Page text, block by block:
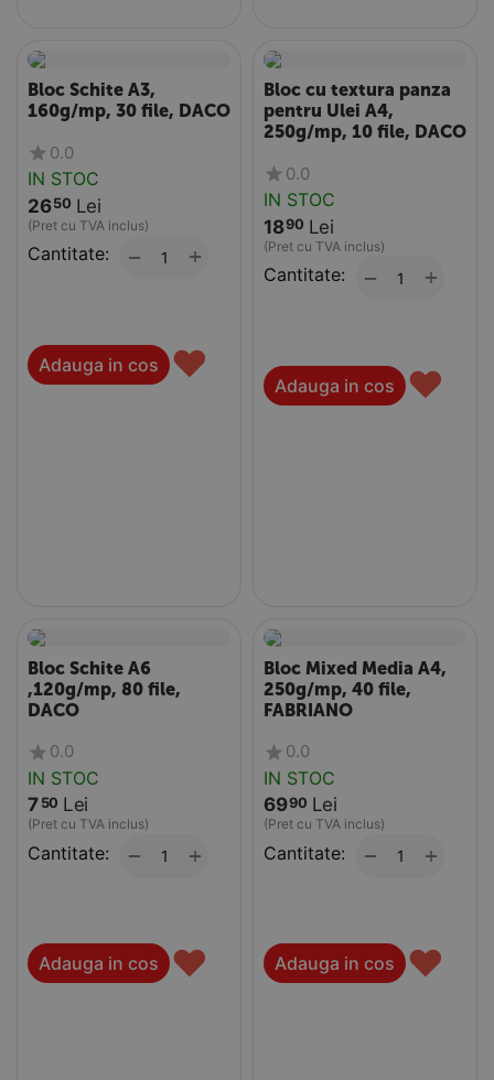
Bloc Schite A3,
160g/mp, 30 file, DACO
0.0
IN STOC
2650 Lei
(Pret cu TVA inclus)
Cantitate: +
−
Adauga in cos ♥
Bloc cu textura panza
pentru Ulei A4,
250g/mp, 10 file, DACO
0.0
IN STOC
1890 Lei
(Pret cu TVA inclus)
Cantitate: +
−
Adauga in cos ♥
Bloc Schite A6
,120g/mp, 80 file,
DACO
0.0
IN STOC
7 50 Lei
(Pret cu TVA inclus)
Cantitate: +
−
Adauga in cos ♥
Bloc Mixed Media A4,
250g/mp, 40 file,
FABRIANO
0.0
IN STOC
6990 Lei
(Pret cu TVA inclus)
Cantitate: +
−
Adauga in cos ♥